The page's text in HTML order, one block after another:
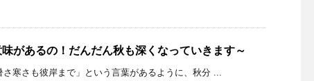
があるの！だんだん秋も深くなっていきます～
寒さも彼岸まで」という言葉があるように、秋分 ...